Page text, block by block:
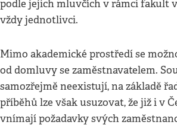
podle jejich mluvčích v rámci fakult
vždy jednotlivci.
Mimo akademické prostředí se
od domluvy se zaměstnavatelem.
samozřejmě neexistují, na základě
příběhů lze však usuzovat, že již i v
vnímají požadavky svých